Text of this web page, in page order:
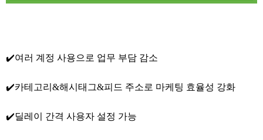
✔️여러 계정 사용으로 업무 부담 감소
✔️카테고리&해시태그&피드 주소로 마케팅 효율성 강화
✔️딜레이 간격 사용자 설정 가능